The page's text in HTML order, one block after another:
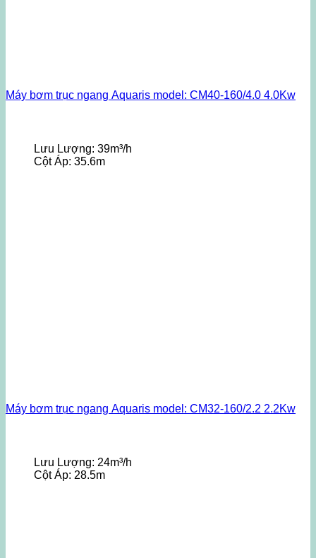
Máy bơm trục ngang Aquaris model: CM40-160/4.0 4.0Kw
Lưu Lượng: 39m³/h
Cột Áp: 35.6m
Máy bơm trục ngang Aquaris model: CM32-160/2.2 2.2Kw
Lưu Lượng: 24m³/h
Cột Áp: 28.5m